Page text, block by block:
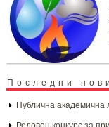
Последни
Публична академична